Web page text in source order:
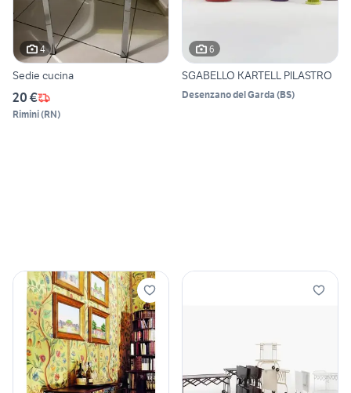
4
Sedie cucina
20 €
Rimini(RN)
6
SGABELLO KARTELL PILASTRO
Desenzano del Garda (BS)